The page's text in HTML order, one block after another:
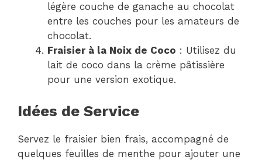
légère couche de ganache au chocolat
entre les couches pour les amateurs de
chocolat.
Fraisier à la Noix de Coco : Utilisez du
lait de coco dans la crème pâtissière
pour une version exotique.
Idées de Service
Servez le fraisier bien frais, accompagné de
quelques feuilles de menthe pour ajouter une